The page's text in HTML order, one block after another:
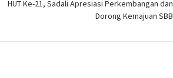
HUT Ke-21, Sadali Apresiasi Perkembangan dan
Dorong Kemajuan SBB